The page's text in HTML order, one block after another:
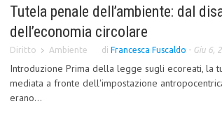
Tutela penale dell’ambiente: dal
dell’economia circolare
Diritto Ambiente di Francesca Fuscaldo - Giu 6,
Introduzione Prima della legge sugli ecoreati, la
mediata a fronte dell'impostazione
erano...